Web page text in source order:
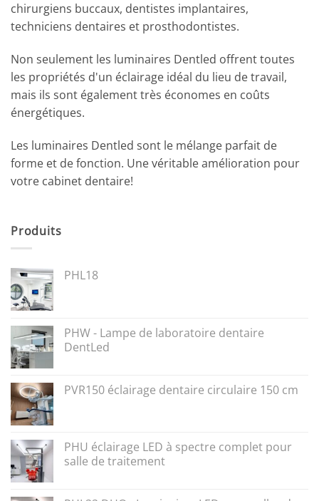
chirurgiens buccaux, dentistes implantaires,
techniciens dentaires et prosthodontistes.
Non seulement les luminaires Dentled offrent toutes
les propriétés d'un éclairage idéal du lieu de travail,
mais ils sont également très économes en coûts
énergétiques.
Les luminaires Dentled sont le mélange parfait de
forme et de fonction. Une véritable amélioration pour
votre cabinet dentaire!
Produits
PHL18
PHW - Lampe de laboratoire dentaire
DentLed
PVR150 éclairage dentaire circulaire 150 cm
PHU éclairage LED à spectre complet pour
salle de traitement